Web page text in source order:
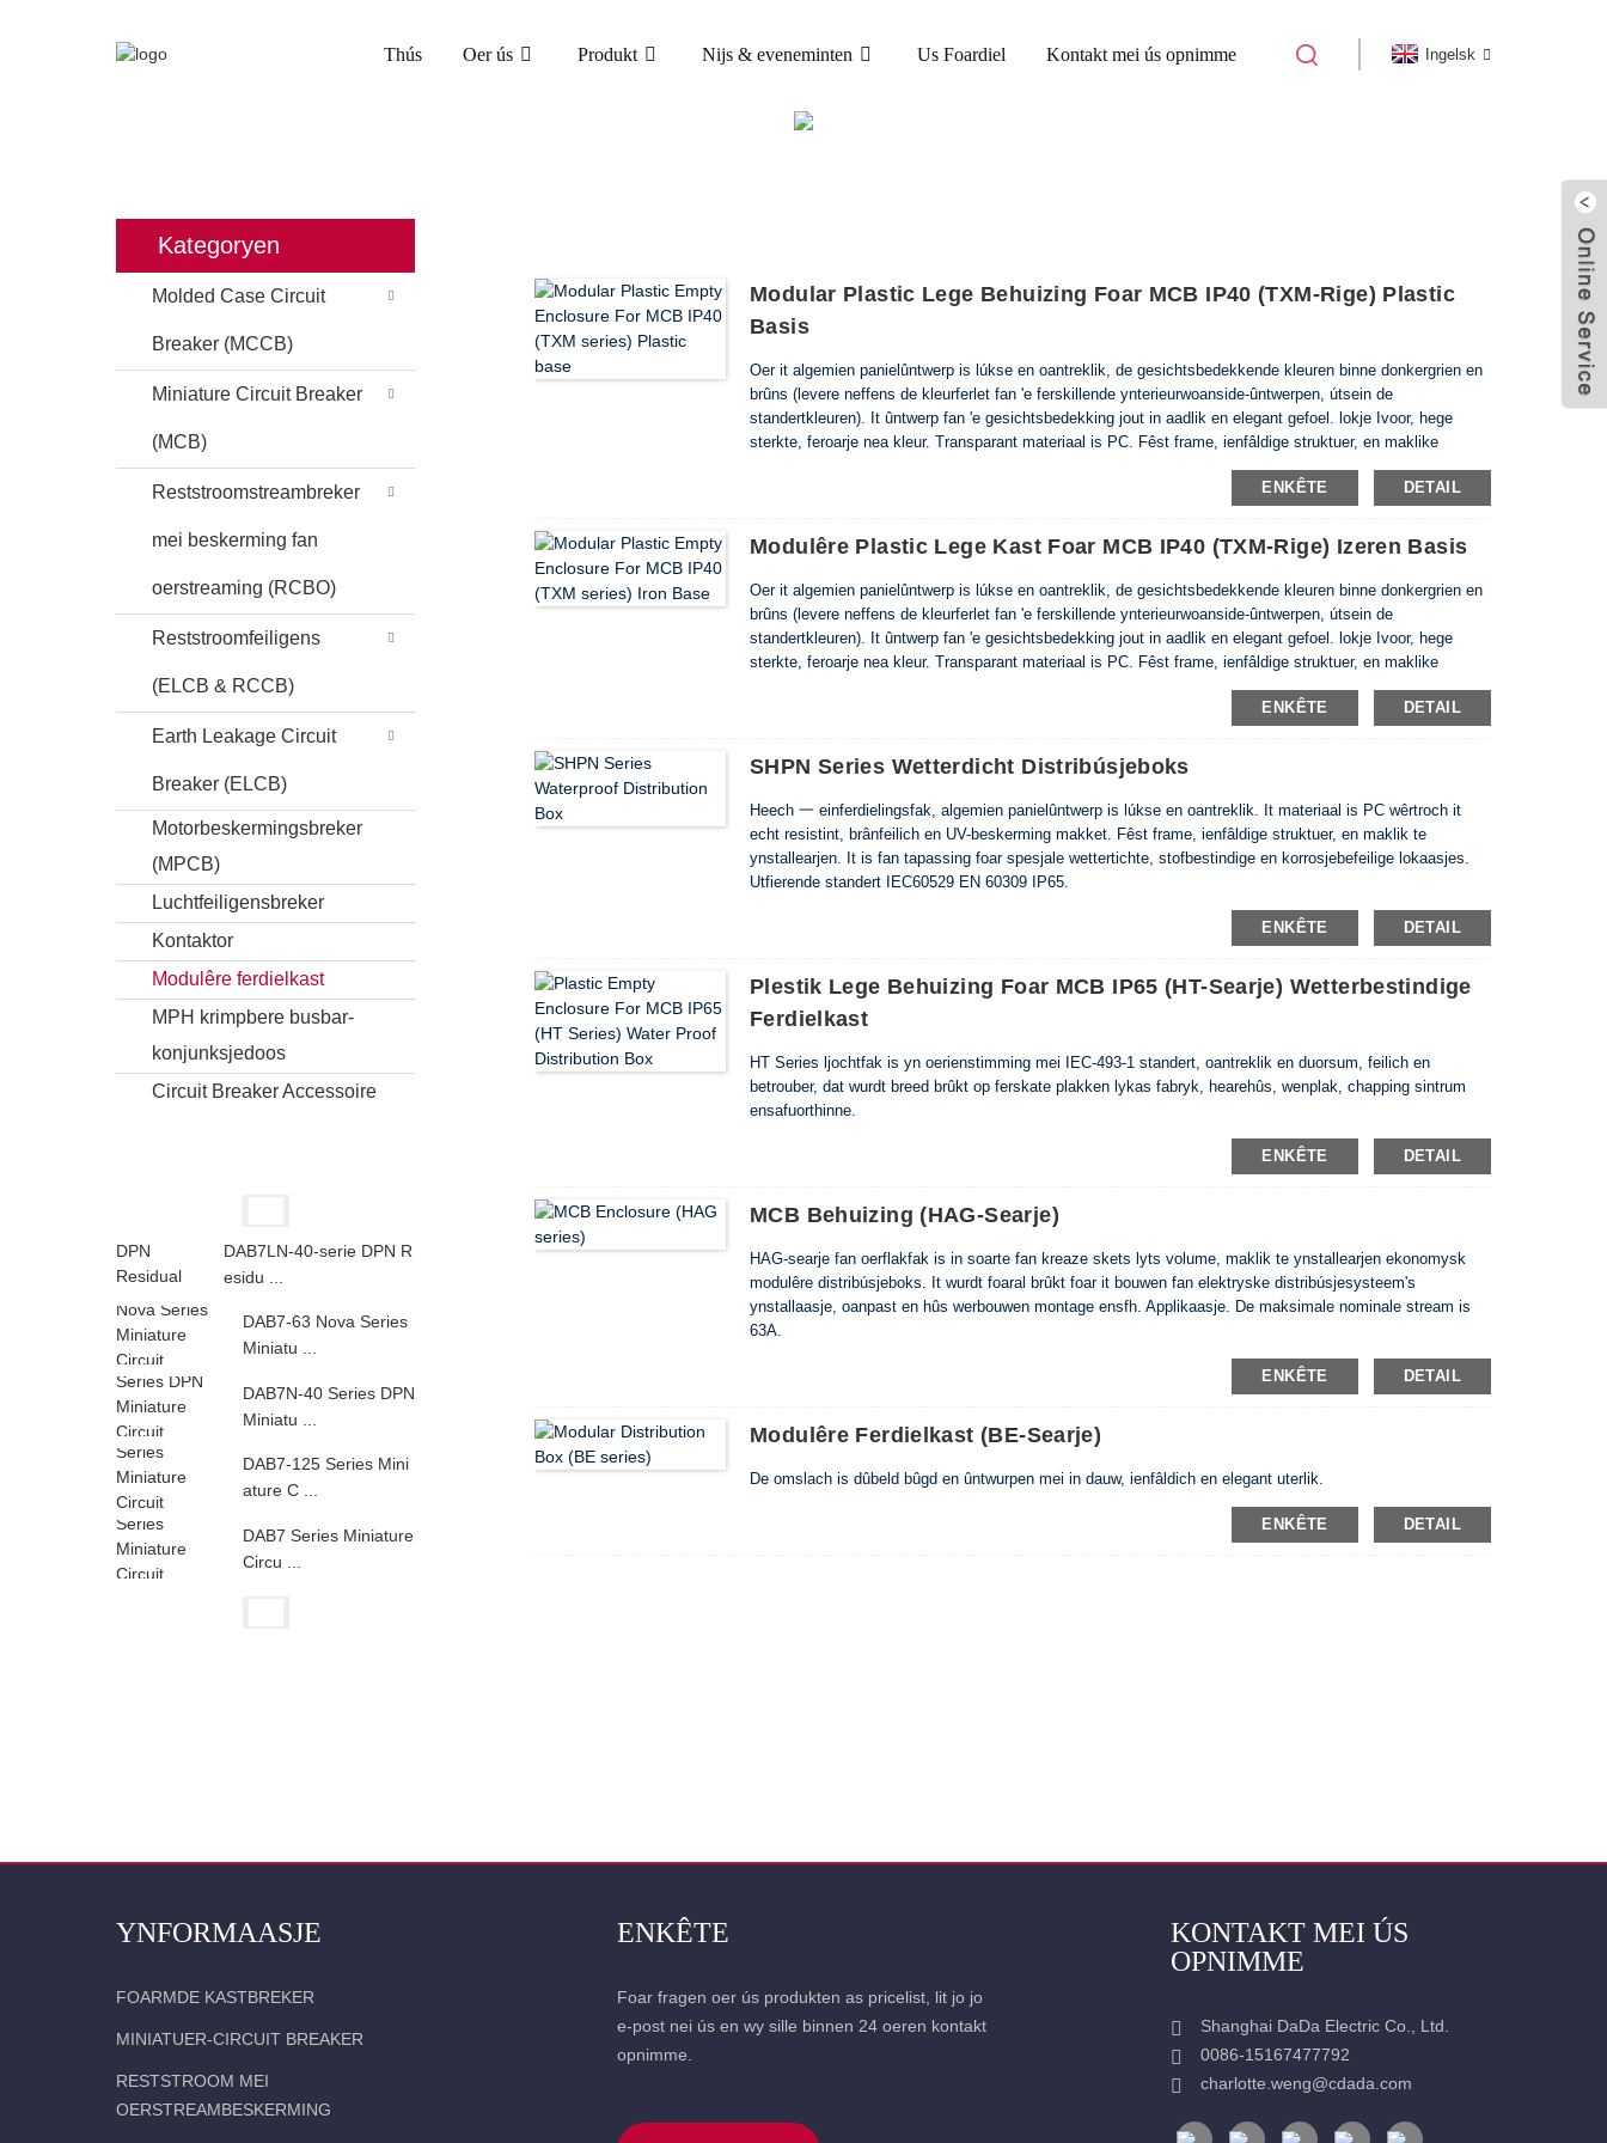
Thús Oer ús Produkt Nijs & eveneminten Us Foardiel Kontakt mei ús opnimme Ingelsk
Kategoryen
Molded Case Circuit
Breaker (MCCB)
Miniature Circuit Breaker
(MCB)
Reststroomstreambreker
mei beskerming fan
oerstreaming (RCBO)
Reststroomfeiligens
(ELCB & RCCB)
Earth Leakage Circuit
Breaker (ELCB)
Motorbeskermingsbreker
(MPCB)
Luchtfeiligensbreker
Kontaktor
Modulêre ferdielkast
MPH krimpbere busbar-
konjunksjedoos
Circuit Breaker Accessoire
DAB7LN-40-serie DPN R
esidu ...
DAB7-63 Nova Series
Miniatu ...
DAB7N-40 Series DPN
Miniatu ...
DAB7-125 Series Mini
ature C ...
DAB7 Series Miniature
Circu ...
Modular Plastic Lege Behuizing Foar MCB IP40 (TXM-Rige) Plastic
Basis
Oer it algemien panielûntwerp is lúkse en oantreklik, de gesichtsbedekkende kleuren binne donkergrien en
brûns (levere neffens de kleurferlet fan 'e ferskillende ynterieurwoanside-ûntwerpen, útsein de
standertkleuren). It ûntwerp fan 'e gesichtsbedekking jout in aadlik en elegant gefoel. lokje Ivoor, hege
sterkte, feroarje nea kleur. Transparant materiaal is PC. Fêst frame, ienfâldige struktuer, en maklike
ENKÊTE
DETAIL
Modulêre Plastic Lege Kast Foar MCB IP40 (TXM-Rige) Izeren Basis
Oer it algemien panielûntwerp is lúkse en oantreklik, de gesichtsbedekkende kleuren binne donkergrien en
brûns (levere neffens de kleurferlet fan 'e ferskillende ynterieurwoanside-ûntwerpen, útsein de
standertkleuren). It ûntwerp fan 'e gesichtsbedekking jout in aadlik en elegant gefoel. lokje Ivoor, hege
sterkte, feroarje nea kleur. Transparant materiaal is PC. Fêst frame, ienfâldige struktuer, en maklike
ENKÊTE
DETAIL
SHPN Series Wetterdicht Distribúsjeboks
Heech 一 einferdielingsfak, algemien panielûntwerp is lúkse en oantreklik. It materiaal is PC wêrtroch it
echt resistint, brânfeilich en UV-beskerming makket. Fêst frame, ienfâldige struktuer, en maklik te
ynstallearjen. It is fan tapassing foar spesjale wettertichte, stofbestindige en korrosjebefeilige lokaasjes.
Utfierende standert IEC60529 EN 60309 IP65.
ENKÊTE DETAIL
Plestik Lege Behuizing Foar MCB IP65 (HT-Searje) Wetterbestindige
Ferdielkast
HT Series ljochtfak is yn oerienstimming mei IEC-493-1 standert, oantreklik en duorsum, feilich en
betrouber, dat wurdt breed brûkt op ferskate plakken lykas fabryk, hearehûs, wenplak, chapping sintrum
ensafuorthinne.
ENKÊTE DETAIL
MCB Behuizing (HAG-Searje)
HAG-searje fan oerflakfak is in soarte fan kreaze skets lyts volume, maklik te ynstallearjen ekonomysk
modulêre distribúsjeboks. It wurdt foaral brûkt foar it bouwen fan elektryske distribúsjesysteem's
ynstallaasje, oanpast en hûs werbouwen montage ensfh. Applikaasje. De maksimale nominale stream is
63A.
ENKÊTE DETAIL
Modulêre Ferdielkast (BE-Searje)
De omslach is dûbeld bûgd en ûntwurpen mei in dauw, ienfâldich en elegant uterlik.
ENKÊTE DETAIL
YNFORMAASJE
FOARMDE KASTBREKER
MINIATUER-CIRCUIT BREAKER
RESTSTROOM MEI
OERSTREAMBESKERMING
ENKÊTE
Foar fragen oer ús produkten as pricelist, lit jo jo
e-post nei ús en wy sille binnen 24 oeren kontakt
opnimme.
KONTAKT MEI ÚS
OPNIMME
Shanghai DaDa Electric Co., Ltd.
0086-15167477792
charlotte.weng@cdada.com